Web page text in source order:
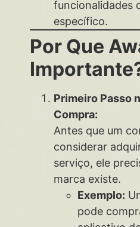
funcionalidades
específico.
Por Que
Primeiro Passo
Compra:
Antes que um
considerar
serviço, ele
marca existe.
Exemplo:
pode